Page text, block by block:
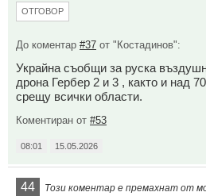
ОТГОВОР
До коментар #37 от "Костадинов":
Украйна съобщи за руска
дрона Гербер 2 и 3 , както и над
срещу всички области.
Коментиран от #53
08:01 15.05.2026
44 Този коментар е премахнат от